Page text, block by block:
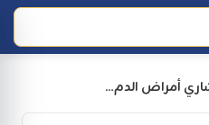
استشاري أمراض الدم- مستشفى دار الشفاء